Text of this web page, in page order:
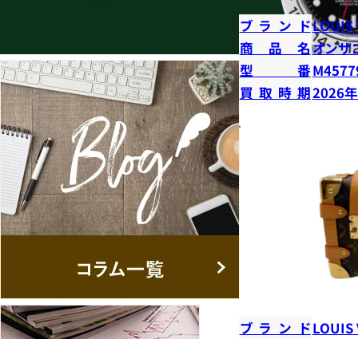
ブランドLOUIS
商品名オンザ
型番
買取時期2026
ブランドLOUIS